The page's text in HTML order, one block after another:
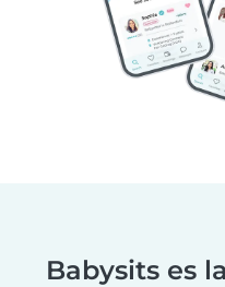
Babysits es